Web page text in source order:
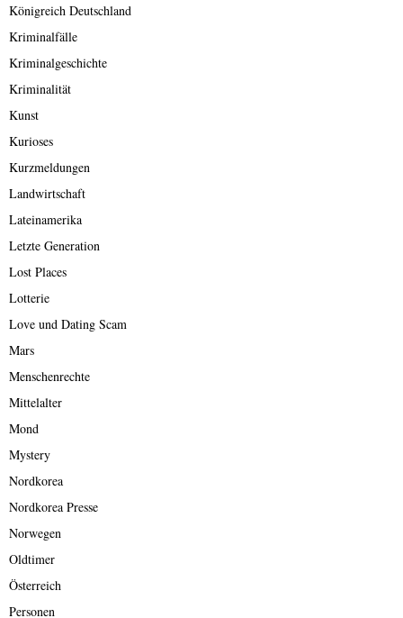
Königreich Deutschland
Kriminalfälle
Kriminalgeschichte
Kriminalität
Kunst
Kurioses
Kurzmeldungen
Landwirtschaft
Lateinamerika
Letzte Generation
Lost Places
Lotterie
Love und Dating Scam
Mars
Menschenrechte
Mittelalter
Mond
Mystery
Nordkorea
Nordkorea Presse
Norwegen
Oldtimer
Österreich
Personen